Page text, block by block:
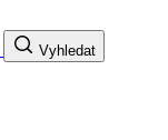
Vyhledat